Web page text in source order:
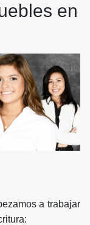
en
a trabajar